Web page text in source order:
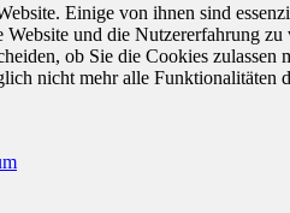
Einige von ihnen sind
Website und die Nutzererfahrung zu
ob Sie die Cookies zulassen
nicht mehr alle Funktionalitäten